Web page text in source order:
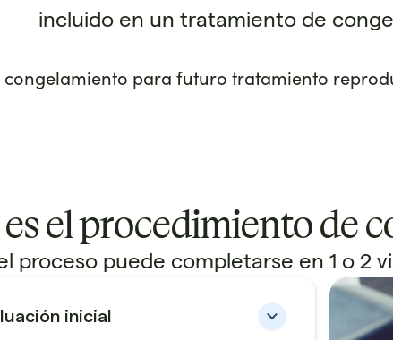
incluido en un tratamiento de
congelamiento para futuro tratamiento
el procedimiento de
proceso puede completarse en 1 o 2
inicial